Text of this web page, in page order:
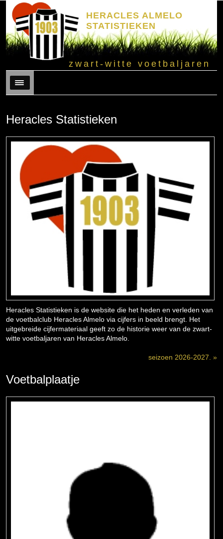
HERACLES ALMELO
STATISTIEKEN
zwart-witte voetbaljaren
Menu
Heracles Statistieken
Heracles Statistieken is de website die het heden en verleden van
de voetbalclub Heracles Almelo via cijfers in beeld brengt. Het
uitgebreide cijfermateriaal geeft zo de historie weer van de zwart-
witte voetbaljaren van Heracles Almelo.
seizoen 2026-2027. »
Voetbalplaatje